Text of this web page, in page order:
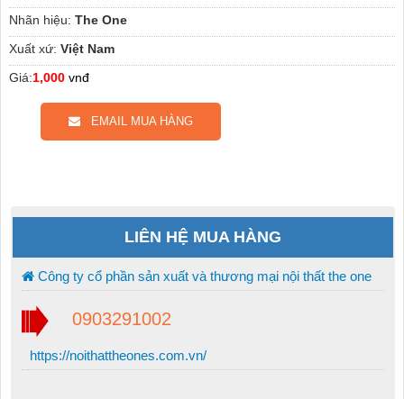
Nhãn hiệu: The One
Xuất xứ: Việt Nam
Giá:1,000 vnđ
EMAIL MUA HÀNG
LIÊN HỆ MUA HÀNG
Công ty cổ phần sản xuất và thương mại nội thất the one
0903291002
https://noithattheones.com.vn/